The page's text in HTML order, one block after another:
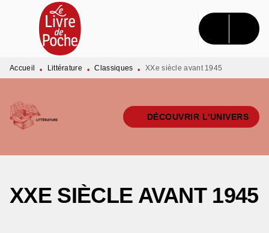
MENU RECHERCHE CONTENU
PIED DE PAGE
Accueil • Littérature • Classiques • XXe siècle avant 1945
DÉCOUVRIR L'UNIVERS
XXE SIÈCLE AVANT 1945